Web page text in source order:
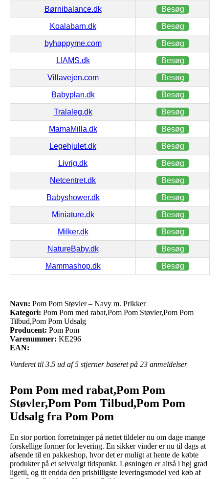
Børnibalance.dk Besøg
Koalabarn.dk Besøg
byhappyme.com Besøg
LIAMS.dk Besøg
Villavejen.com Besøg
Babyplan.dk Besøg
Tralaleg.dk Besøg
MamaMilla.dk Besøg
Legehjulet.dk Besøg
Livrig.dk Besøg
Netcentret.dk Besøg
Babyshower.dk Besøg
Miniature.dk Besøg
Milker.dk Besøg
NatureBaby.dk Besøg
Mammashop.dk Besøg
Navn: Pom Pom Støvler – Navy m. Prikker
Kategori: Pom Pom med rabat,Pom Pom Støvler,Pom Pom
Tilbud,Pom Pom Udsalg
Producent: Pom Pom
Varenummer: KE296
EAN:
Vurderet til 3.5 ud af 5 stjerner baseret på 23 anmeldelser
Pom Pom med rabat,Pom Pom
Støvler,Pom Pom Tilbud,Pom Pom
Udsalg fra Pom Pom
En stor portion forretninger på nettet tildeler nu om dage mange
forskellige former for levering. En sikker vinder er nu til dags at
afsende til en pakkeshop, hvor det er muligt at hente de købte
produkter på et selvvalgt tidspunkt. Løsningen er altså i høj grad
ligetil, og tit endda den prisbilligste leveringsmodel ved køb af